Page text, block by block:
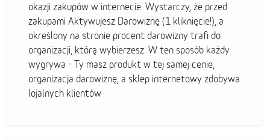
okazji zakupów w internecie. Wystarczy, że przed
zakupami Aktywujesz Darowiznę (1 kliknięcie!), a
określony na stronie procent darowizny trafi do
organizacji, którą wybierzesz. W ten sposób każdy
wygrywa - Ty masz produkt w tej samej cenie,
organizacja darowiznę, a sklep internetowy zdobywa
lojalnych klientów